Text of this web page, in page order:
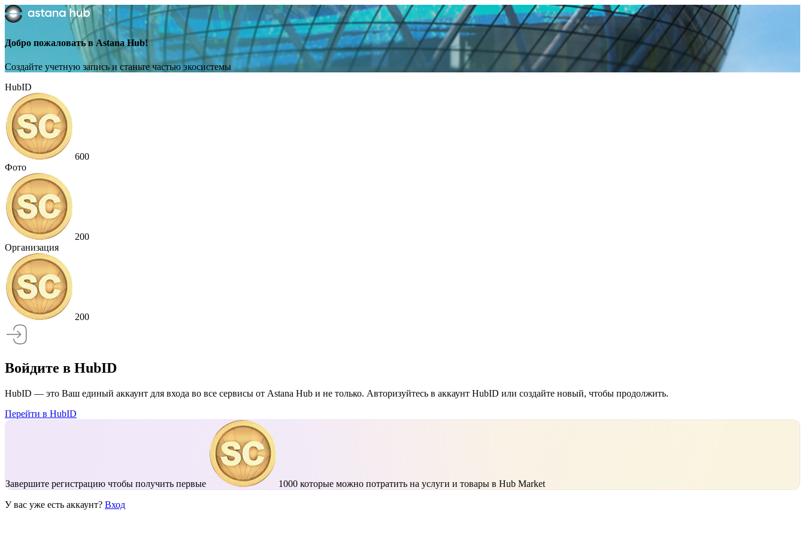
Добро пожаловать в Astana Hub!
Создайте учетную запись и станьте частью экосистемы
HubID
600
Фото
200
Организация
200
Войдите в HubID
HubID — это Ваш единый аккаунт для входа во все сервисы от Astana Hub и не только. Авторизуйтесь в аккаунт HubID или создайте новый, чтобы продолжить.
Перейти в HubID
Завершите регистрацию чтобы получить первые 1000 которые можно потратить на услуги и товары в Hub Market
У вас уже есть аккаунт? Вход